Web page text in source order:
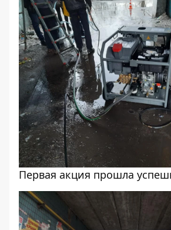
Первая акция прошла